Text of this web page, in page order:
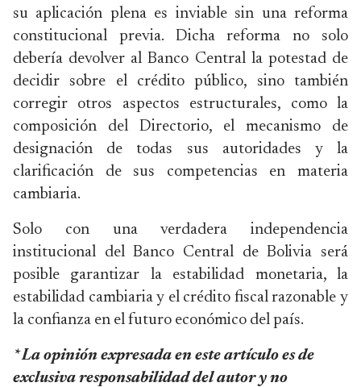
su aplicación plena es inviable sin una reforma
constitucional previa. Dicha reforma no solo
debería devolver al Banco Central la potestad de
decidir sobre el crédito público, sino también
corregir otros aspectos estructurales, como la
composición del Directorio, el mecanismo de
designación de todas sus autoridades y la
clarificación de sus competencias en materia
cambiaria.
Solo con una verdadera independencia
institucional del Banco Central de Bolivia será
posible garantizar la estabilidad monetaria, la
estabilidad cambiaria y el crédito fiscal razonable y
la confianza en el futuro económico del país.
* La opinión expresada en este artículo es de
exclusiva responsabilidad del autor y no